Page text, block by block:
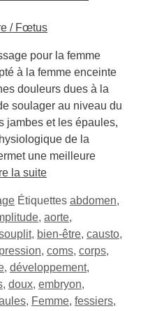
pour la femme
à la femme enceinte
douleurs dues à la
soulager au niveau du
jambes et les épaules,
de la
une meilleure
la suite
Étiquettes abdomen,
, aorte,
, bien-être, causto,
, coms, corps,
, développement,
, doux, embryon,
, Femme, fessiers,